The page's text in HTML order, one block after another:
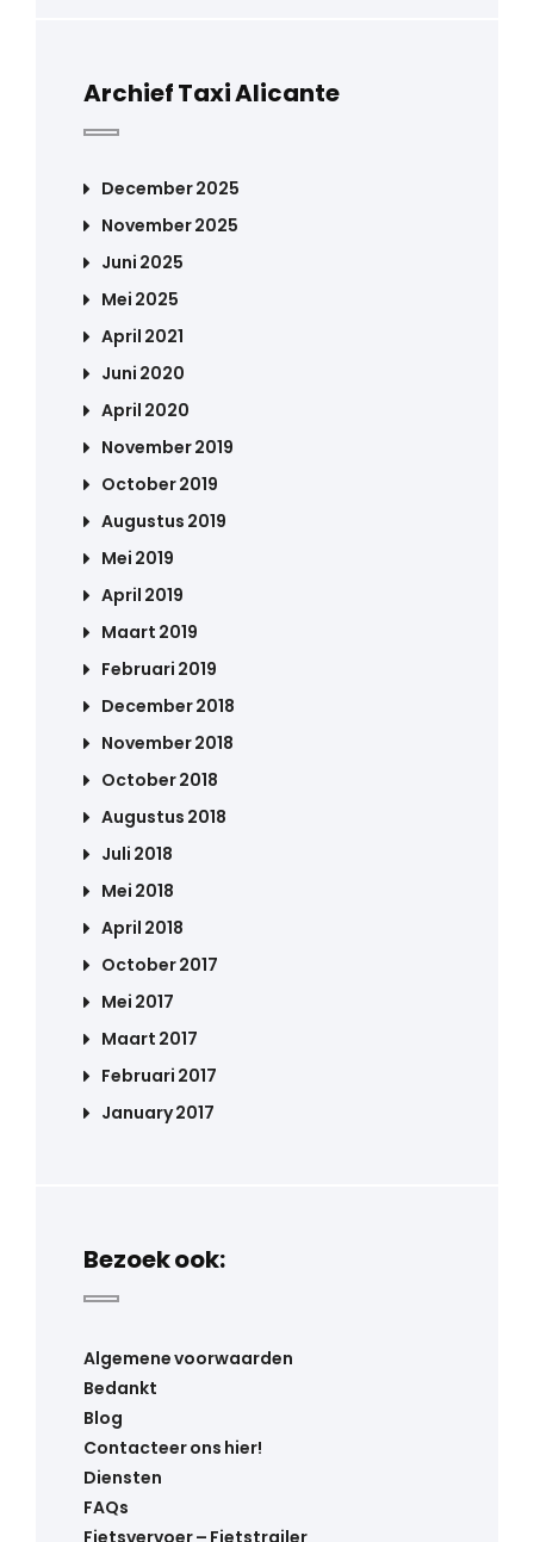
Archief Taxi Alicante
December 2025
November 2025
Juni 2025
Mei 2025
April 2021
Juni 2020
April 2020
November 2019
October 2019
Augustus 2019
Mei 2019
April 2019
Maart 2019
Februari 2019
December 2018
November 2018
October 2018
Augustus 2018
Juli 2018
Mei 2018
April 2018
October 2017
Mei 2017
Maart 2017
Februari 2017
January 2017
Bezoek ook:
Algemene voorwaarden
Bedankt
Blog
Contacteer ons hier!
Diensten
FAQs